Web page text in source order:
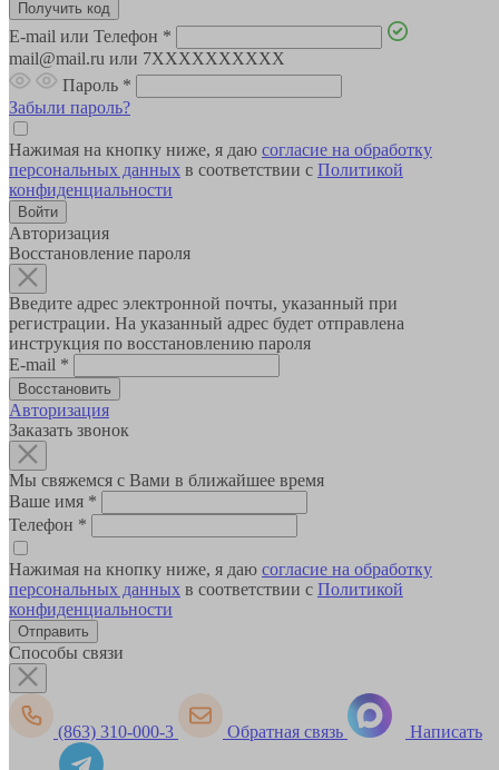
E-mail или Телефон *
mail@mail.ru или 7XXXXXXXXXX
Пароль *
Забыли пароль?
Нажимая на кнопку ниже, я даю согласие на обработку
персональных данных в соответствии с Политикой
конфиденциальности
Авторизация
Восстановление пароля
Введите адрес электронной почты, указанный при
регистрации. На указанный адрес будет отправлена
инструкция по восстановлению пароля
E-mail *
Авторизация
Заказать звонок
Мы свяжемся с Вами в ближайшее время
Ваше имя *
Телефон *
Нажимая на кнопку ниже, я даю согласие на обработку
персональных данных в соответствии с Политикой
конфиденциальности
Способы связи
(863) 310-000-3 Обратная связь Написать